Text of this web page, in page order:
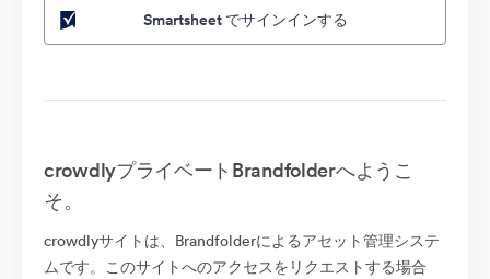
Smartsheet でサインインする
crowdlyプライベートBrandfolderへようこ
そ。
crowdlyサイトは、Brandfolderによるアセット管理システ
ムです。このサイトへのアクセスをリクエストする場合